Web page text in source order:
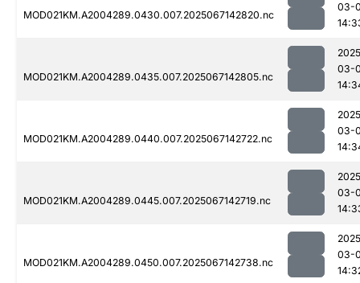
MOD021KM.A2004289.0430.007.2025067142820.nc
03-
MOD021KM.A2004289.0435.007.2025067142805.nc
03-
MOD021KM.A2004289.0440.007.2025067142722.nc
03-
MOD021KM.A2004289.0445.007.2025067142719.nc
03-
MOD021KM.A2004289.0450.007.2025067142738.nc
03-